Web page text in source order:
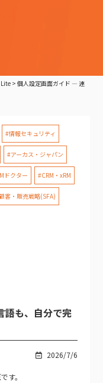
Lite >個人設定画面ガイド — 連
#情報セキュリティ
#アーカス・ジャパン
ドクター #CRM・xRM
客・販売戦略(SFA)
も、自分で完
2026/7/6
す。